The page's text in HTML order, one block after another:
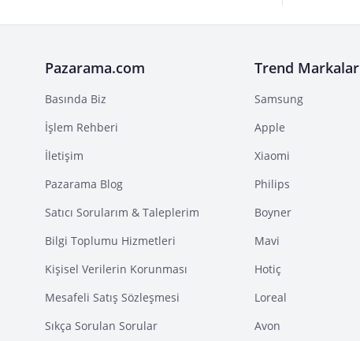
Pazarama.com
Basında Biz
İşlem Rehberi
İletişim
Pazarama Blog
Satıcı Sorularım & Taleplerim
Bilgi Toplumu Hizmetleri
Kişisel Verilerin Korunması
Mesafeli Satış Sözleşmesi
Sıkça Sorulan Sorular
Trend Markalar
Samsung
Apple
Xiaomi
Philips
Boyner
Mavi
Hotiç
Loreal
Avon